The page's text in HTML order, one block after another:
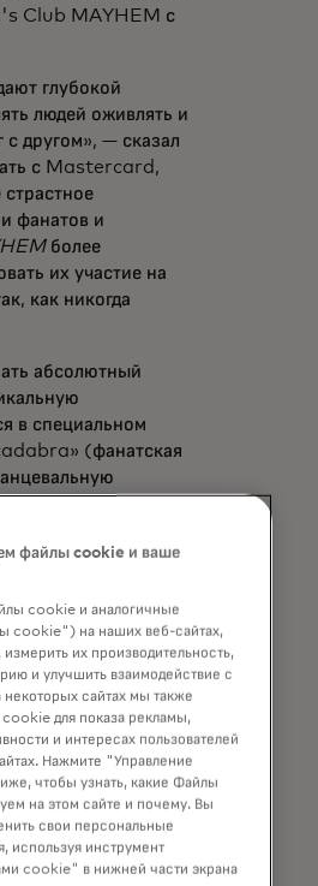
Club MAYHEM с
глубокой
людей оживлять и
с другом», — сказал
с Mastercard,
фанатов и
более
их участие на
как никогда
абсолютный
в специальном
(фанатская
Club
своих
поделиться
в TikTok,
и отправить
gaga opens in a new tab
*.
как Леди
влияние на
запускает целое
и вдохновляет
—
файлы cookie и ваше
cookie и аналогичные
cookie") на наших веб-сайтах,
их производительность,
и улучшить взаимодействие с
некоторых сайтах мы также
для показа рекламы,
и интересах пользователей
Нажмите "Управление
чтобы узнать, какие Файлы
на этом сайте и почему. Вы
свои персональные
используя инструмент
cookie" в нижней части экрана